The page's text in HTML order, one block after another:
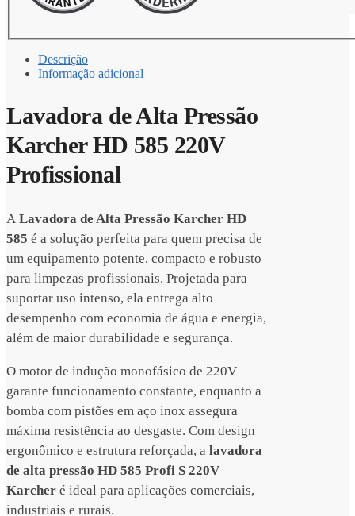
Descrição
Informação adicional
Lavadora de Alta Pressão
Karcher HD 585 220V
Profissional
A Lavadora de Alta Pressão Karcher HD
585 é a solução perfeita para quem precisa de
um equipamento potente, compacto e robusto
para limpezas profissionais. Projetada para
suportar uso intenso, ela entrega alto
desempenho com economia de água e energia,
além de maior durabilidade e segurança.
O motor de indução monofásico de 220V
garante funcionamento constante, enquanto a
bomba com pistões em aço inox assegura
máxima resistência ao desgaste. Com design
ergonômico e estrutura reforçada, a lavadora
de alta pressão HD 585 Profi S 220V
Karcher é ideal para aplicações comerciais,
industriais e rurais.